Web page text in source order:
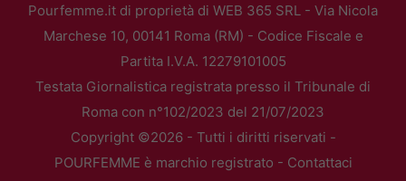
Pourfemme.it di proprietà di WEB 365 SRL - Via Nicola
Marchese 10, 00141 Roma (RM) - Codice Fiscale e
Partita I.V.A. 12279101005
Testata Giornalistica registrata presso il Tribunale di
Roma con n°102/2023 del 21/07/2023
Copyright ©2026 - Tutti i diritti riservati -
POURFEMME è marchio registrato - Contattaci